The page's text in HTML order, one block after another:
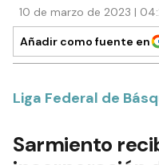
10 de marzo de 2023 |
Añadir como fuente en
Liga Federal de
Sarmiento